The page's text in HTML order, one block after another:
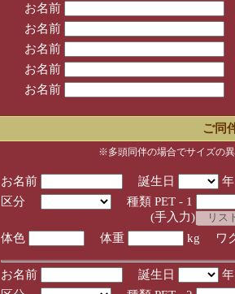
お名前
お名前
お名前
お名前
お名前
ご同
※多頭同伴の場合でサイズの
お名前 誕生日
区分
種類 PET - 1
(手入力)
体色
体重 kg ワ
お名前 誕生日